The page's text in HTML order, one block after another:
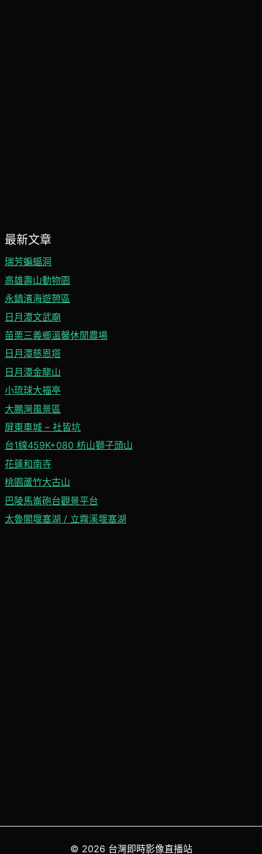
最新文章
瑞芳蝙蝠洞
高雄壽山動物園
永鎮濱海遊憩區
日月潭文武廟
苗栗三義鄉溫馨休閒農場
日月潭慈恩塔
日月潭金龍山
小琉球大福亭
大鵬灣風景區
屏東車城 – 社皆坑
台1線459K+080 枋山獅子頭山
花蓮和南寺
桃園蘆竹大古山
巴陵馬崙砲台觀景平台
太魯閣堰塞湖 / 立霧溪堰塞湖
© 2026 台灣即時影像直播站